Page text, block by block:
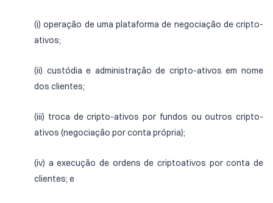
(i) operação de uma plataforma de negociação de cripto-
ativos;
(ii) custódia e administração de cripto-ativos em nome
dos clientes;
(iii) troca de cripto-ativos por fundos ou outros cripto-
ativos (negociação por conta própria);
(iv) a execução de ordens de criptoativos por conta de
clientes; e